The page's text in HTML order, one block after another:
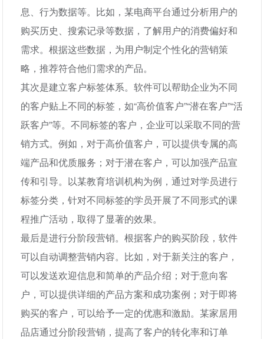
息、行为数据等。比如，某电商平台通过分析用户的
购买历史、搜索记录等数据，了解用户的消费偏好和
需求。根据这些数据，为用户制定个性化的营销策
略，推荐符合他们需求的产品。
其次是建立客户标签体系。软件可以帮助企业为不同
的客户贴上不同的标签，如“高价值客户”“潜在客户”“活
跃客户”等。不同标签的客户，企业可以采取不同的营
销方式。例如，对于高价值客户，可以提供专属的高
端产品和优质服务；对于潜在客户，可以加强产品宣
传和引导。以某教育培训机构为例，通过对学员进行
标签分类，针对不同标签的学员开展了不同形式的课
程推广活动，取得了显著的效果。
最后是进行分阶段营销。根据客户的购买阶段，软件
可以自动调整营销内容。比如，对于新关注的客户，
可以发送欢迎信息和简单的产品介绍；对于意向客
户，可以提供详细的产品方案和成功案例；对于即将
购买的客户，可以给予一定的优惠和激励。某家居用
品店通过分阶段营销，提高了客户的转化率和订单